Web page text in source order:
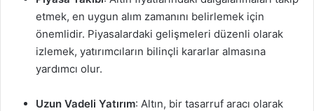
etmek, en uygun alım zamanını belirlemek için
önemlidir. Piyasalardaki gelişmeleri düzenli olarak
izlemek, yatırımcıların bilinçli kararlar almasına
yardımcı olur.
Uzun Vadeli Yatırım: Altın, bir tasarruf aracı olarak